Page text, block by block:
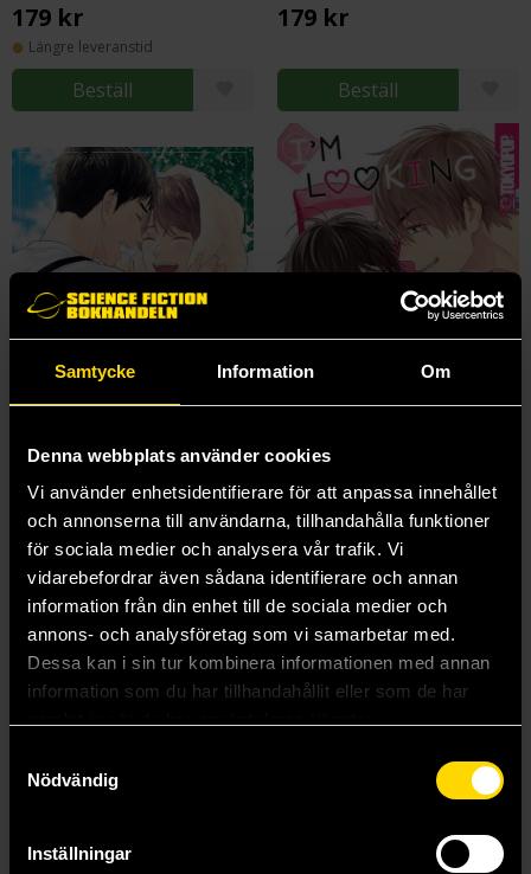
Samtycke Information Om
Denna webbplats använder cookies
Vi använder enhetsidentifierare för att anpassa innehållet
och annonserna till användarna, tillhandahålla funktioner
för sociala medier och analysera vår trafik. Vi
vidarebefordrar även sådana identifierare och annan
information från din enhet till de sociala medier och
annons- och analysföretag som vi samarbetar med.
Dessa kan i sin tur kombinera informationen med annan
information som du har tillhandahållit eller som de har
Nödvändig
Inställningar
179 kr
Längre leveranstid
Beställ
179 kr
Beställ
179 kr
Längre leveranstid
Beställ
Shoko Rakuta
159 kr
Längre leveranstid
Beställ